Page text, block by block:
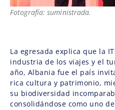
Fotografía: suministrada.
La egresada explica que la
industria de los viajes y el
año, Albania fue el país
rica cultura y patrimonio,
su biodiversidad
consolidándose como uno